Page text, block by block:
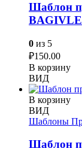
Шаблон
0 из 5
₽150.00
В корзину
ВИД
В корзину
ВИД
Шаблоны
Шаблон